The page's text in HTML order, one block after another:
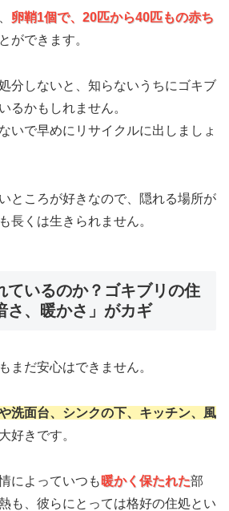
卵鞘1個で、20匹から40匹もの赤ち
ができます。
分しないと、知らないうちにゴキブ
るかもしれません。
いで早めにリサイクルに出しましょ
ところが好きなので、隠れる場所が
長くは生きられません。
ているのか？ゴキブリの住
さ、暖かさ」がカギ
まだ安心はできません。
や洗面台、シンクの下、キッチン、風
好きです。
によっていつも 暖かく保たれた部
も、彼らにとっては格好の住処とい